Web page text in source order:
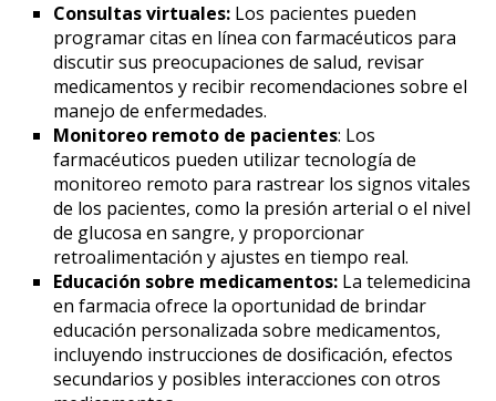
Consultas virtuales: Los pacientes pueden
programar citas en línea con farmacéuticos para
discutir sus preocupaciones de salud, revisar
medicamentos y recibir recomendaciones sobre el
manejo de enfermedades.
Monitoreo remoto de pacientes: Los
farmacéuticos pueden utilizar tecnología de
monitoreo remoto para rastrear los signos vitales
de los pacientes, como la presión arterial o el nivel
de glucosa en sangre, y proporcionar
retroalimentación y ajustes en tiempo real.
Educación sobre medicamentos: La telemedicina
en farmacia ofrece la oportunidad de brindar
educación personalizada sobre medicamentos,
incluyendo instrucciones de dosificación, efectos
secundarios y posibles interacciones con otros